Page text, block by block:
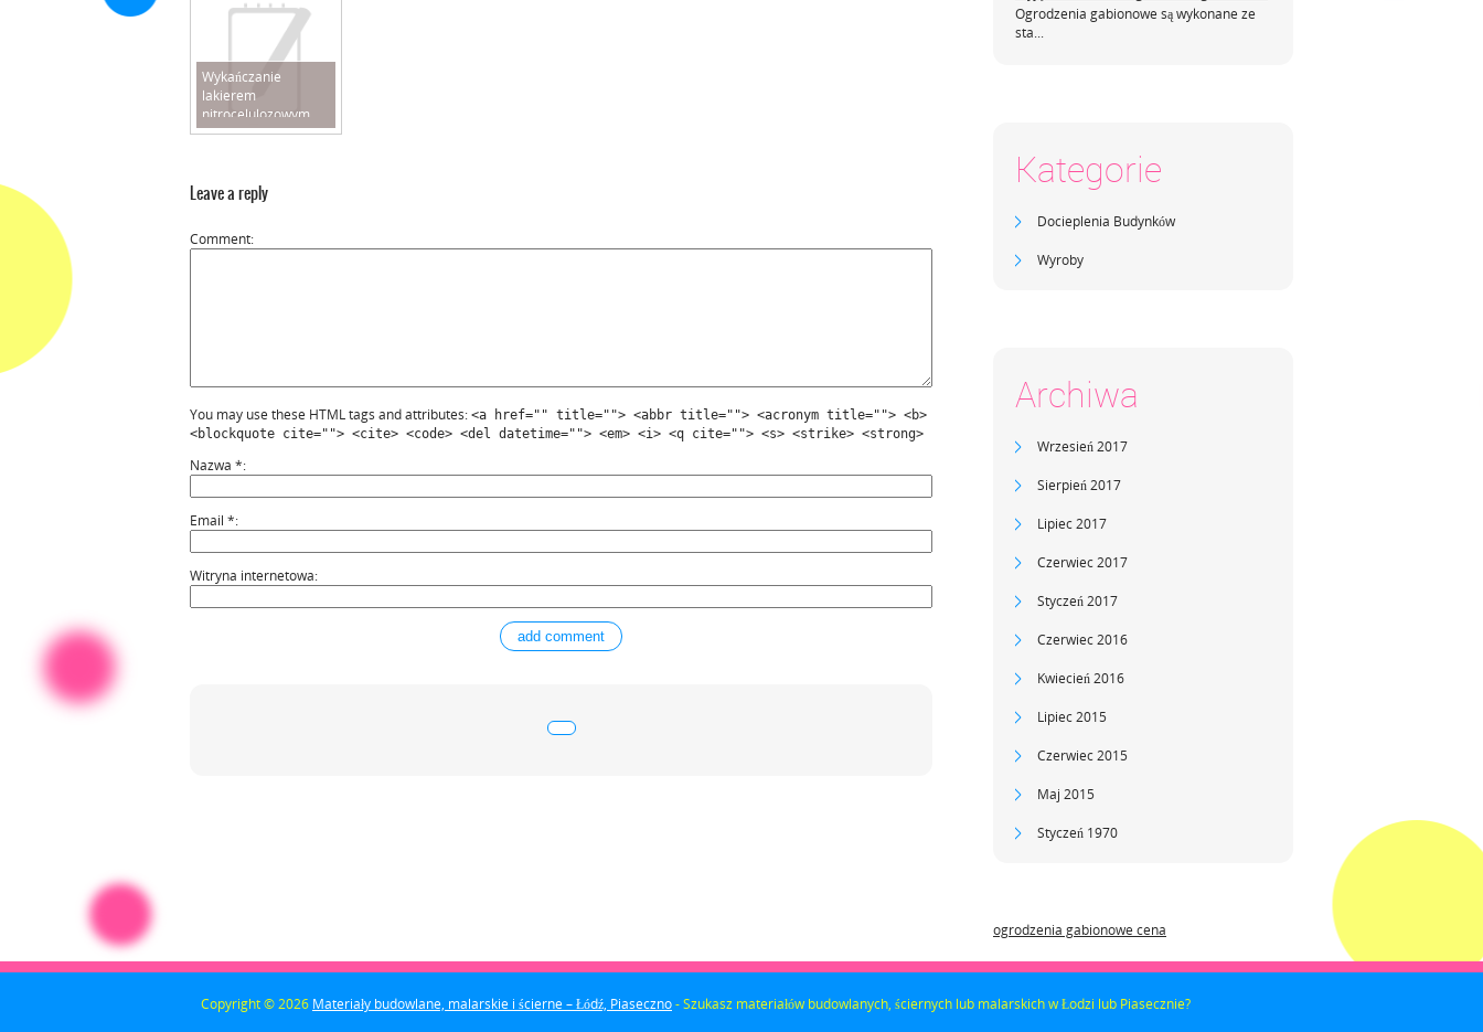
Ogrodzenia gabionowe są wykonane ze
sta...
Kategorie
Docieplenia Budynków
Wyroby
Archiwa
Wrzesień 2017
Sierpień 2017
Lipiec 2017
Czerwiec 2017
Styczeń 2017
Czerwiec 2016
Kwiecień 2016
Lipiec 2015
Czerwiec 2015
Maj 2015
Styczeń 1970
ogrodzenia gabionowe cena
Wykańczanie
lakierem
nitrocelulozowym
Leave a reply
Comment
You may use these HTML tags and attributes: <a href="" title=""> <abbr title=""> <acronym title=""> <b>
<blockquote cite=""> <cite> <code> <del datetime=""> <em> <i> <q cite=""> <s> <strike> <strong>
Nazwa *
Email *
Witryna internetowa
Copyright © 2026 Materiały budowlane, malarskie i ścierne – Łódź, Piaseczno- Szukasz materiałów budowlanych, ściernych lub malarskich w Łodzi lub Piasecznie?